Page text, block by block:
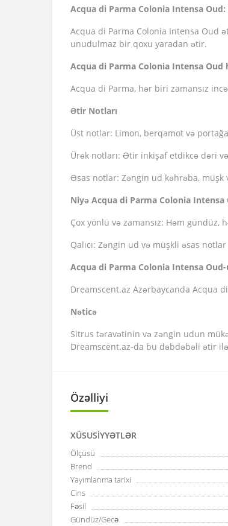
Acqua di Parma Colonia Intensa
Acqua di Parma Colonia Intensa Oud
unudulmaz bir qoxu yaradan ətir.
Acqua di Parma Colonia Intensa Oud
Acqua di Parma, hər biri zamansız
Ətir Notları
Üst notlar: Limon, berqamot və
Ürək notları: Ətir inkişaf etdikcə dəri
Əsas notlar: Zəngin ud kəhrəba,
Niyə Acqua di Parma Colonia Intensa
Çox yönlü və zamansız: Həm
Qalıcı: Zəngin ud və müşkli əsas
Acqua di Parma Colonia Intensa
Dreamscent.az Azərbaycanda Acqua
Nəticə
Sitrus təravətinin və zəngin udun
Dreamscent.az-da bu dəbdəbəli ətir
Özəlliyi
XÜSUSIYYƏTLƏR
Ölçüsü
Brend
Yayımlanma tarixi
Cins
Fəsil
Gündüz/Gecə